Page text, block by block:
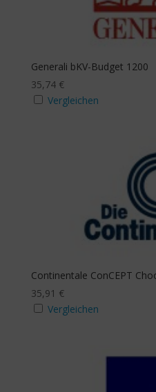
Generali bKV-Budget 1200
35,74 €
Vergleichen
Continentale ConCEPT
35,91 €
Vergleichen